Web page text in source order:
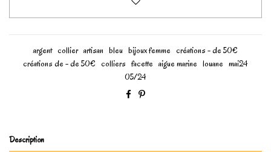
argent collier artisan bleu bijoux femme créations - de 50€
créations de - de 50€ colliers facette aigue marine louane mai24
05/24
Description